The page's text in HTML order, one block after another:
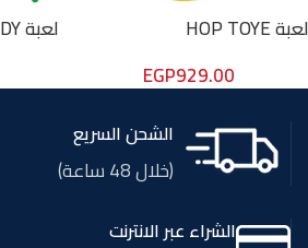
لعبة HOP TOYE
EGP929.00
لعبة RODY
الشحن السريع
(خلال 48 ساعة)
الشراء عبر الانترنت